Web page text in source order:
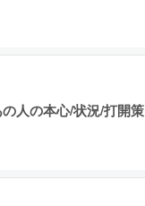
人の本心/状況/打開策